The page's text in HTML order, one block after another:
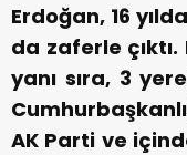
Erdoğan, 16
da zaferle
yanı sıra, 3
AK Parti ve